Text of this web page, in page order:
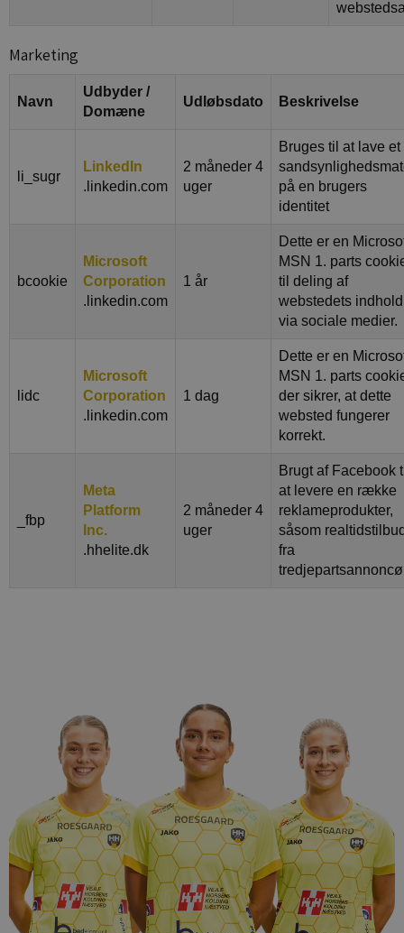
Marketing
Navn
Udbyder /
Domæne
Udløbsdato Beskrivelse
li_sugr
LinkedIn
.linkedin.com
2 måneder 4
uger
Bruges til at lave et
på en brugers
identitet
bcookie
Microsoft
Corporation
.linkedin.com
1 år
Dette er en
MSN 1. parts
til deling af
webstedets indhold
via sociale medier.
lidc
Microsoft
Corporation
.linkedin.com
1 dag
Dette er en
MSN 1. parts
der sikrer, at dette
websted fungerer
korrekt.
_fbp
Meta
Platform
Inc.
.hhelite.dk
2 måneder 4
uger
Brugt af Facebook
at levere en række
reklameprodukter,
såsom
fra